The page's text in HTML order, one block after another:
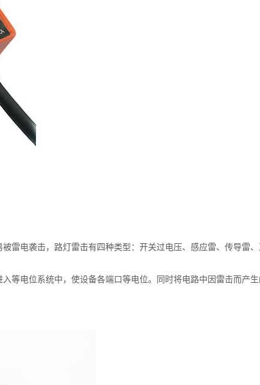
雷电袭击，路灯雷击有四种类型：开关过电压、感应雷、传导雷、
等电位系统中，使设备各端口等电位。同时将电路中因雷击而产